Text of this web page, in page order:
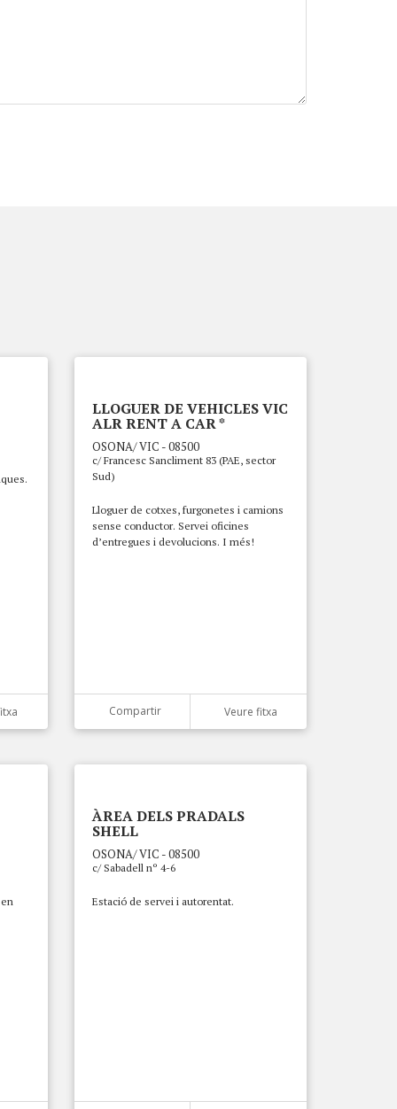
LLOGUER DE VEHICLES VIC
ALR RENT A CAR *
OSONA/ VIC - 08500
c/ Francesc Sancliment 83 (PAE, sector
Sud)
Lloguer de cotxes, furgonetes i camions
sense conductor. Servei oficines
d’entregues i devolucions. I més!
Compartir Veure fitxa
ÀREA DELS PRADALS
SHELL
OSONA/ VIC - 08500
c/ Sabadell nº 4-6
Estació de servei i autorentat.